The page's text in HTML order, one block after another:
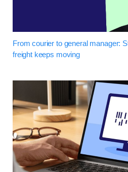
From courier to general manager:
freight keeps moving